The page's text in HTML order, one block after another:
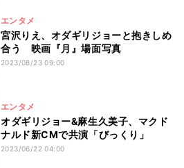
エンタメ
宮沢りえ、オダギリジョーと抱きしめ
合う 映画『月』場面写真
2023/08/23 09:00
エンタメ
オダギリジョー&麻生久美子、マクド
ナルド新CMで共演「びっくり」
2023/06/22 04:00